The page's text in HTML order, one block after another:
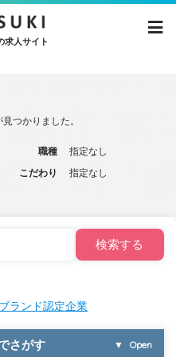
求人サイト
つかりました。
職種
指定なし
こだわり
指定なし
検索する
ランド認定企業
さがす ▼ Open